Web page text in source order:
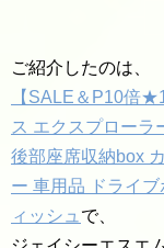
ご紹介したのは、
【SALE＆P10倍
ス エクスプローラ
後部座席収納box
ー 車用品 ドライ
ィッシュ で、